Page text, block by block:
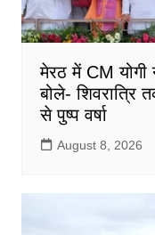
मेरठ में CM योगी
बोले- शिवरात्रि
से पुष्प वर्षा
August 8, 2026